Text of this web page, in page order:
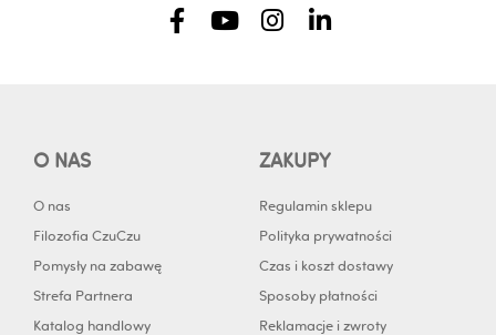
F
a
Y I
g
r
a
m
L
d
n
i
n
O NAS
O nas
Filozofia CzuCzu
Pomysły na zabawę
Strefa Partnera
Katalog handlowy
ZAKUPY
Regulamin sklepu
Polityka prywatności
Czas i koszt dostawy
Sposoby płatności
Reklamacje i zwroty